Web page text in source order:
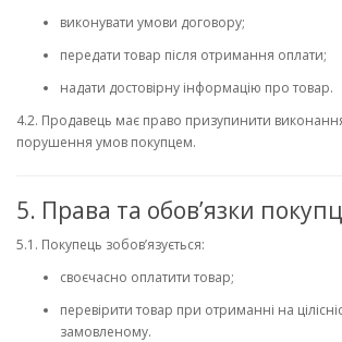
виконувати умови договору;
передати товар після отримання оплати;
надати достовірну інформацію про товар.
4.2. Продавець має право призупинити
порушення умов покупцем.
5. Права та обов’язки
5.1. Покупець зобов’язується:
своєчасно оплатити товар;
перевірити товар при отриманні на
замовленому.